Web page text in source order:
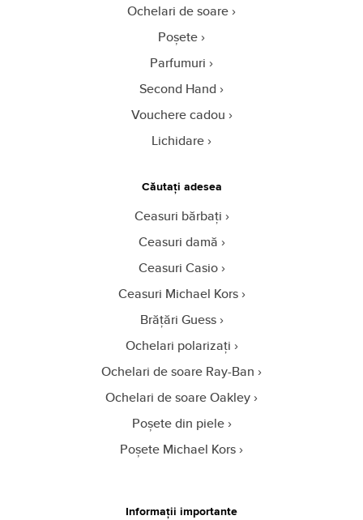
Ochelari de soare
Poșete
Parfumuri
Second Hand
Vouchere cadou
Lichidare
Căutați adesea
Ceasuri bărbați
Ceasuri damă
Ceasuri Casio
Ceasuri Michael Kors
Brățări Guess
Ochelari polarizați
Ochelari de soare Ray-Ban
Ochelari de soare Oakley
Poșete din piele
Poșete Michael Kors
Informații importante